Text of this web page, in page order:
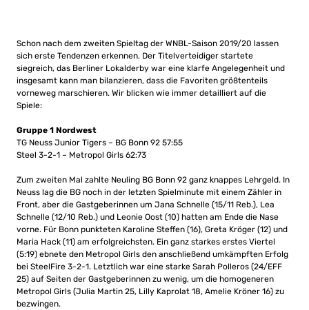
Schon nach dem zweiten Spieltag der WNBL-Saison 2019/20 lassen
sich erste Tendenzen erkennen. Der Titelverteidiger startete
siegreich, das Berliner Lokalderby war eine klarfe Angelegenheit und
insgesamt kann man bilanzieren, dass die Favoriten größtenteils
vorneweg marschieren. Wir blicken wie immer detailliert auf die
Spiele:
Gruppe 1 Nordwest
TG Neuss Junior Tigers – BG Bonn 92 57:55
Steel 3-2-1 – Metropol Girls 62:73
Zum zweiten Mal zahlte Neuling BG Bonn 92 ganz knappes Lehrgeld. In
Neuss lag die BG noch in der letzten Spielminute mit einem Zähler in
Front, aber die Gastgeberinnen um Jana Schnelle (15/11 Reb.), Lea
Schnelle (12/10 Reb.) und Leonie Oost (10) hatten am Ende die Nase
vorne. Für Bonn punkteten Karoline Steffen (16), Greta Kröger (12) und
Maria Hack (11) am erfolgreichsten. Ein ganz starkes erstes Viertel
(5:19) ebnete den Metropol Girls den anschließend umkämpften Erfolg
bei SteelFire 3-2-1. Letztlich war eine starke Sarah Polleros (24/EFF
25) auf Seiten der Gastgeberinnen zu wenig, um die homogeneren
Metropol Girls (Julia Martin 25, Lilly Kaprolat 18, Amelie Kröner 16) zu
bezwingen.